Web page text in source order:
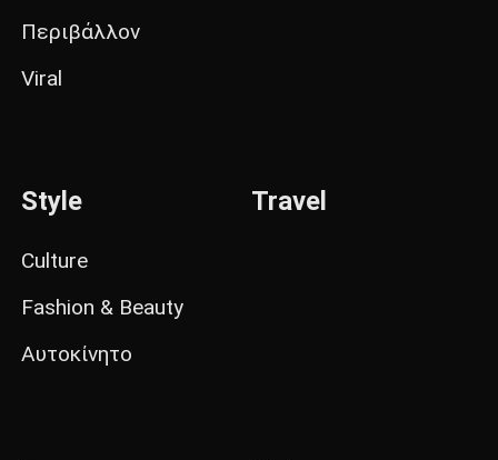
Περιβάλλον
Viral
Style
Culture
Fashion & Beauty
Αυτοκίνητο
Travel